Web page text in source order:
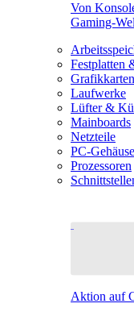
Von
Gaming-
Festplatten
Grafikkarten
Laufwerke
Lüfter &
Mainboards
Netzteile
PC-
Prozessoren
Aktion auf